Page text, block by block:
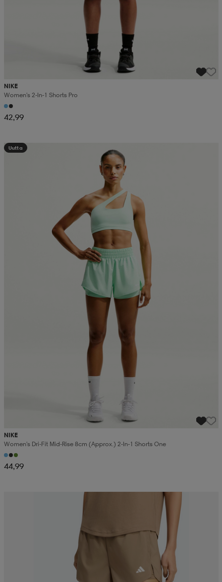
NIKE
Women's 2-In-1 Shorts Pro
42,99
Uutta
NIKE
Women's Dri-Fit Mid-Rise 8cm (approx.) 2-In-1 Shorts One
44,99